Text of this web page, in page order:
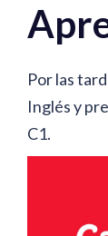
Por las
Inglés y
C1.